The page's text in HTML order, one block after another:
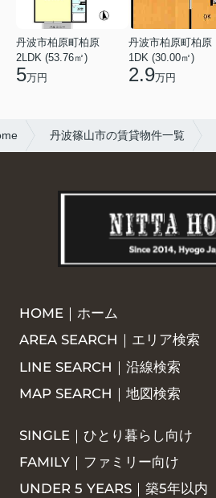
丹波市柏原町柏原
2LDK (53.76㎡)
5万円
丹波市柏原町柏原
1DK (30.00㎡)
2.9万円
丹波篠山市の賃貸物件一覧
HOME｜ホーム
AREA SEARCH｜エリア検索
LINE SEARCH｜沿線検索
MAP SEARCH｜地図検索
SINGLE｜ひとり暮らし向け
FAMILY｜ファミリー向け
UNDER 5 YEARS｜築5年以内